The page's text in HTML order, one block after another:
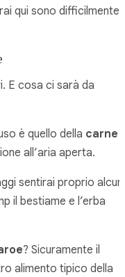
qui sono difficilmente
E cosa ci sarà da
è quello della carne
all’aria aperta.
sentirai proprio alcuni
il bestiame e l’erba
? Sicuramente il
alimento tipico della